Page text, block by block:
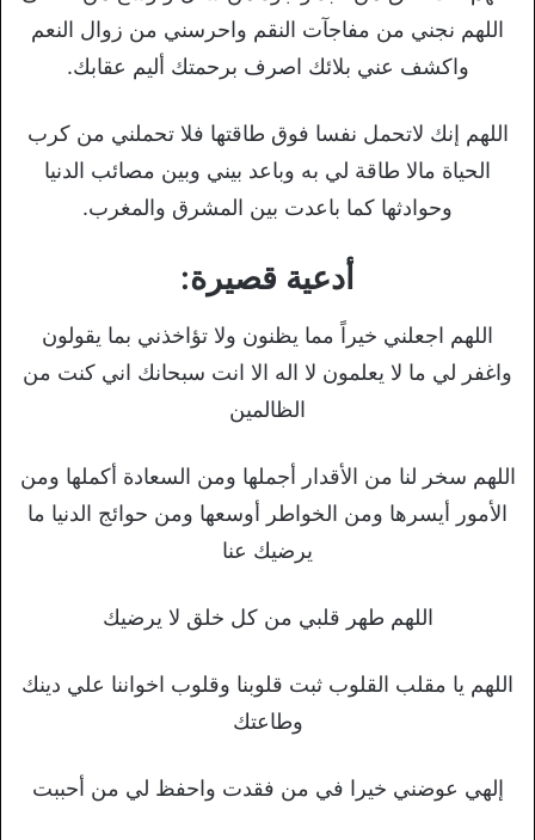
اللهم نجني من مفاجآت النقم واحرسني من زوال النعم
واكشف عني بلائك اصرف برحمتك أليم عقابك.
اللهم إنك لاتحمل نفسا فوق طاقتها فلا تحملني من كرب
الحياة مالا طاقة لي به وباعد بيني وبين مصائب الدنيا
وحوادثها كما باعدت بين المشرق والمغرب.
أدعية قصيرة:
اللهم اجعلني خيراً مما يظنون ولا تؤاخذني بما يقولون
واغفر لي ما لا يعلمون لا اله الا انت سبحانك اني كنت من
الظالمين
اللهم سخر لنا من الأقدار أجملها ومن السعادة أكملها ومن
الأمور أيسرها ومن الخواطر أوسعها ومن حوائج الدنيا ما
يرضيك عنا
اللهم طهر قلبي من كل خلق لا يرضيك
اللهم يا مقلب القلوب ثبت قلوبنا وقلوب اخواننا علي دينك
وطاعتك
إلهي عوضني خيرا في من فقدت واحفظ لي من أحببت